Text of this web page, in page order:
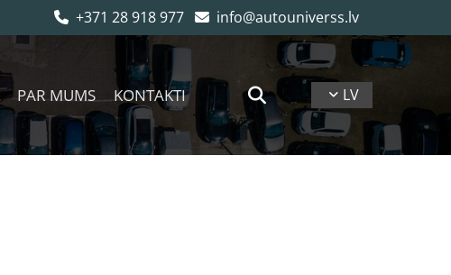
 +371 28 918 977  info@autouniverss.lv
PAR MUMS KONTAKTI LV